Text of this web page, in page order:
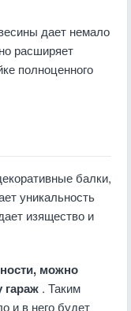
дает немало
расширяет
полноценного
балки,
уникальность
изящество и
можно
гараж . Таким
и в него будет